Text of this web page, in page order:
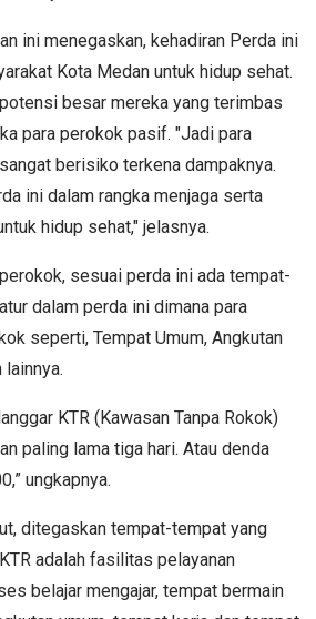
ini menegaskan, kehadiran Perda ini
Kota Medan untuk hidup sehat.
besar mereka yang terimbas
para perokok pasif. "Jadi para
berisiko terkena dampaknya.
ini dalam rangka menjaga serta
hidup sehat," jelasnya.
sesuai perda ini ada tempat-
dalam perda ini dimana para
seperti, Tempat Umum, Angkutan
lainnya.
KTR (Kawasan Tanpa Rokok)
paling lama tiga hari. Atau denda
ungkapnya.
ditegaskan tempat-tempat yang
adalah fasilitas pelayanan
belajar mengajar, tempat bermain